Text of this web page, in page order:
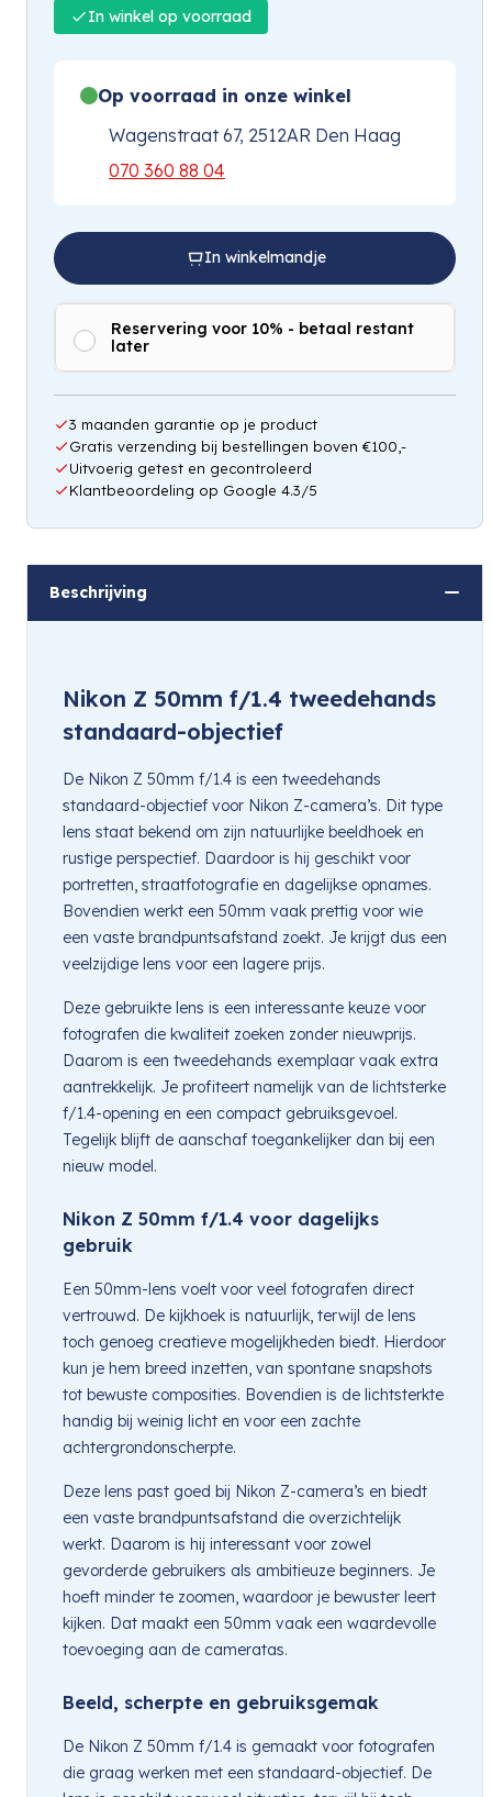
In winkel op voorraad
Op voorraad in onze winkel
Wagenstraat 67, 2512AR Den Haag
070 360 88 04
In winkelmandje
Reservering voor 10% - betaal restant
later
3 maanden garantie op je product
Gratis verzending bij bestellingen boven €100,-
Uitvoerig getest en gecontroleerd
Klantbeoordeling op Google 4.3/5
Beschrijving
Nikon Z 50mm f/1.4 tweedehands
standaard-objectief
De Nikon Z 50mm f/1.4 is een tweedehands
standaard-objectief voor Nikon Z-camera’s. Dit type
lens staat bekend om zijn natuurlijke beeldhoek en
rustige perspectief. Daardoor is hij geschikt voor
portretten, straatfotografie en dagelijkse opnames.
Bovendien werkt een 50mm vaak prettig voor wie
een vaste brandpuntsafstand zoekt. Je krijgt dus een
veelzijdige lens voor een lagere prijs.
Deze gebruikte lens is een interessante keuze voor
fotografen die kwaliteit zoeken zonder nieuwprijs.
Daarom is een tweedehands exemplaar vaak extra
aantrekkelijk. Je profiteert namelijk van de lichtsterke
f/1.4-opening en een compact gebruiksgevoel.
Tegelijk blijft de aanschaf toegankelijker dan bij een
nieuw model.
Nikon Z 50mm f/1.4 voor dagelijks
gebruik
Een 50mm-lens voelt voor veel fotografen direct
vertrouwd. De kijkhoek is natuurlijk, terwijl de lens
toch genoeg creatieve mogelijkheden biedt. Hierdoor
kun je hem breed inzetten, van spontane snapshots
tot bewuste composities. Bovendien is de lichtsterkte
handig bij weinig licht en voor een zachte
achtergrondonscherpte.
Deze lens past goed bij Nikon Z-camera’s en biedt
een vaste brandpuntsafstand die overzichtelijk
werkt. Daarom is hij interessant voor zowel
gevorderde gebruikers als ambitieuze beginners. Je
hoeft minder te zoomen, waardoor je bewuster leert
kijken. Dat maakt een 50mm vaak een waardevolle
toevoeging aan de cameratas.
Beeld, scherpte en gebruiksgemak
De Nikon Z 50mm f/1.4 is gemaakt voor fotografen
die graag werken met een standaard-objectief. De